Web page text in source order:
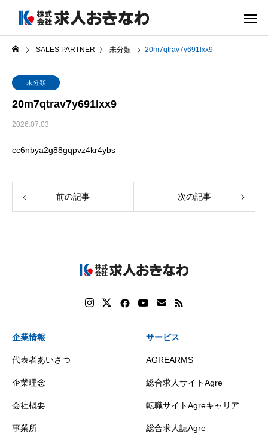
SALES PARTNER 未分類 20m7qtrav7y691lxx9
未分類
20m7qtrav7y691lxx9
2026.07.03
cc6nbya2g88gqpvz4kr4ybs
前の記事 次の記事
企業情報
代表者あいさつ
企業理念
会社概要
事業所
サービス
AGREARMS
総合求人サイトAgre
転職サイトAgreキャリア
総合求人誌Agre